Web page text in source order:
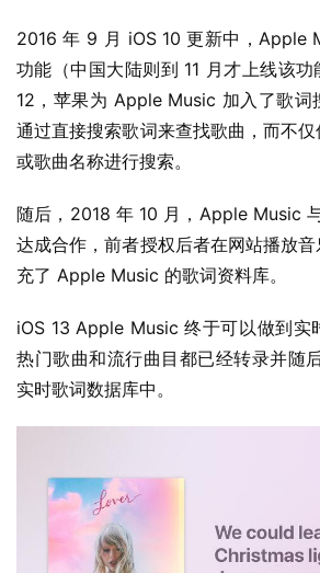
P
C
软
件
卓
苹
关
于
2016 年 9 月 iOS 10 更新中，Apple
功能（中国大陆则到 11 月才上线该
12，苹果为 Apple Music 加入了歌词
通过直接搜索歌词来查找歌曲，而不
或歌曲名称进行搜索。
随后，2018 年 10 月，Apple Music
达成合作，前者授权后者在网站播放
充了 Apple Music 的歌词资料库。
iOS 13 Apple Music 终于可以做到实
热门歌曲和流行曲目都已经转录并随
实时歌词数据库中。